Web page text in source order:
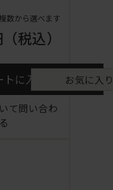
数から選べます
（税込）
に入れる お気に入
て問い合わ